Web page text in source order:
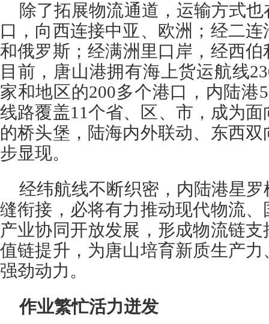
除了拓展物流通道，运输方式
口，向西连接中亚、欧洲；经二
和俄罗斯；经满洲里口岸，经西
目前，唐山港拥有海上货运航线
家和地区的200多个港口，内陆港
线路覆盖11个省、区、市，成为
的桥头堡，陆海内外联动、东西
步显现。
经纬航线不断织密，内陆港星
缝衔接，必将有力推动现代物流
产业协同开放发展，形成物流链
值链提升，为唐山培育新质生产
强劲动力。
作业繁忙活力迸发